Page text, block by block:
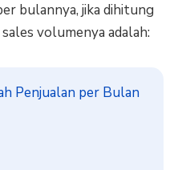
bulannya, jika dihitung
volumenya adalah:
Penjualan per Bulan